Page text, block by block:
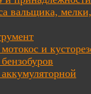
вальщика, мелки,
и